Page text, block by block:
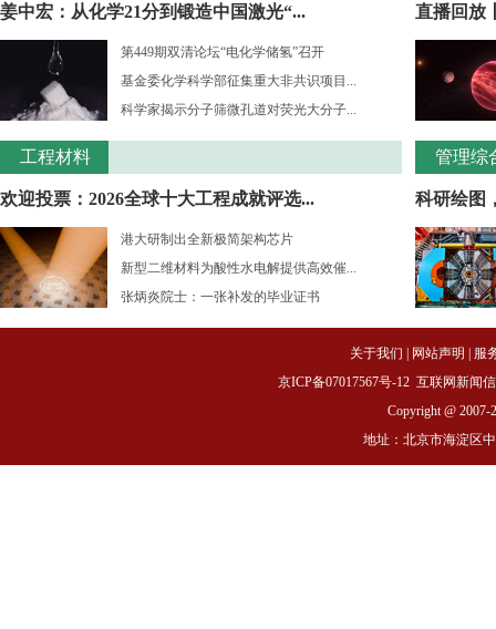
姜中宏：从化学21分到锻造中国激光“...
第449期双清论坛“电化学储氢”召开
基金委化学科学部征集重大非共识项目...
科学家揭示分子筛微孔道对荧光大分子...
工程材料
欢迎投票：2026全球十大工程成就评选...
港大研制出全新极简架构芯片
新型二维材料为酸性水电解提供高效催...
张炳炎院士：一张补发的毕业证书
直播回放
管理综
科研绘图
关于我们 网站声明
服
京ICP备07017567号-12 互联网新闻
Copyright @ 2007-
地址：北京市海淀区